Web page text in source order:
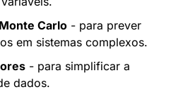
Carlo - para prever
em sistemas complexos.
- para simplificar a
dados.